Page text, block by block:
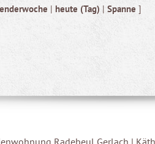
| heute (Tag) | Spanne ]
Radebeul Gerlach |